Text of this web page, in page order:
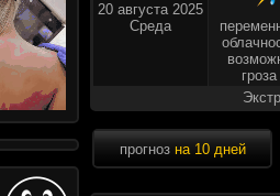
20 августа 2025
Среда
гроза
прогноз на 10 дней